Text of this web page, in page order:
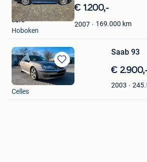
in
Mijn
Favorieten
€ 1.200,-
2007 169.000 km
cars
Hoboken
Bewaren
in
Mijn
Saab 93
€
2003
maligo tony
Celles